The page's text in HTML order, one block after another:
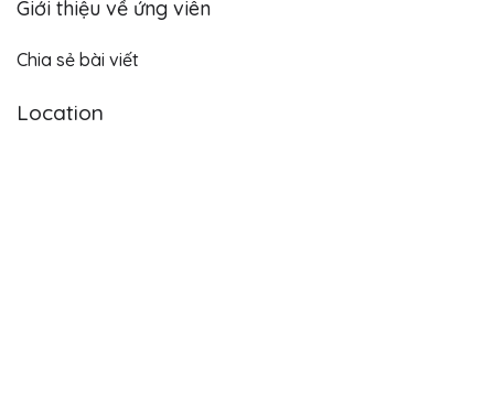
Giới thiệu về ứng viên
Chia sẻ bài viết
Location